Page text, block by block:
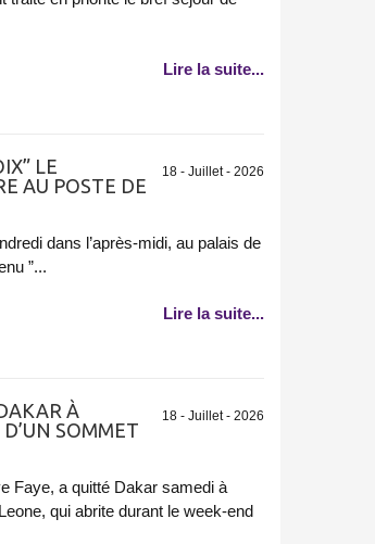
Lire la suite...
18 - Juillet - 2026
LE
AU POSTE DE
dans l’après-midi, au palais de
”...
Lire la suite...
18 - Juillet - 2026
À
SOMMET
Faye, a quitté Dakar samedi à
qui abrite durant le week-end